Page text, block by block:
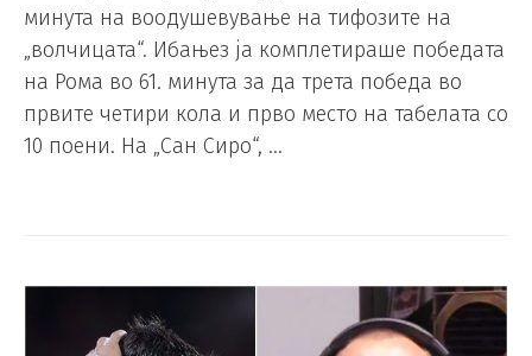
минута на воодушевување на тифозите на
„волчицата“. Ибањез ја комплетираше победата
на Рома во 61. минута за да трета победа во
првите четири кола и прво место на табелата со
10 поени. На „Сан Сиро“, …